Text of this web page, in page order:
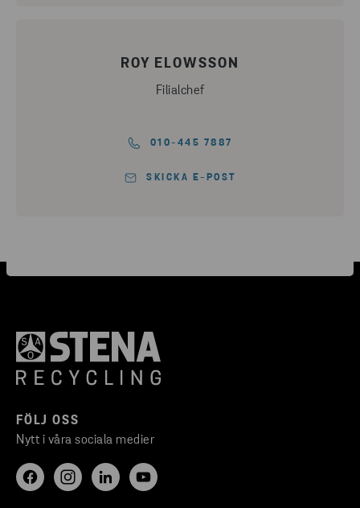
ROY ELOWSSON
Filialchef
010-445 7887
SKICKA E-POST
FÖLJ OSS
Nytt i våra sociala medier